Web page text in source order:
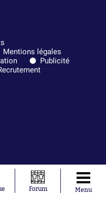
Mentions légales
Publicité
Forum Menu